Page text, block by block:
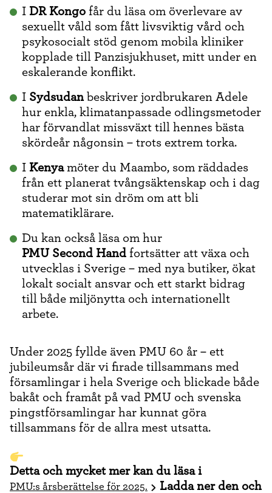
I DR Kongo får du läsa om överlevare av
sexuellt våld som fått livsviktig vård och
psykosocialt stöd genom mobila kliniker
kopplade till Panzisjukhuset, mitt under en
eskalerande konflikt.
I Sydsudanbeskriver jordbrukaren Adele
hur enkla, klimatanpassade odlingsmetoder
har förvandlat missväxt till hennes bästa
skördeår någonsin – trots extrem torka.
I Kenyamöter du Maambo, som räddades
från ett planerat tvångsäktenskap och i dag
studerar mot sin dröm om att bli
matematiklärare.
Du kan också läsa om hur
PMU Second Hand fortsätter att växa och
utvecklas i Sverige – med nya butiker, ökat
lokalt socialt ansvar och ett starkt bidrag
till både miljönytta och internationellt
arbete.
Under 2025 fyllde även PMU 60 år – ett
jubileumsår där vi firade tillsammans med
församlingar i hela Sverige och blickade både
bakåt och framåt på vad PMU och svenska
pingstförsamlingar har kunnat göra
tillsammans för de allra mest utsatta.
Detta och mycket mer kan du läsa i
PMU:s årsberättelse för 2025.
Ladda ner den och